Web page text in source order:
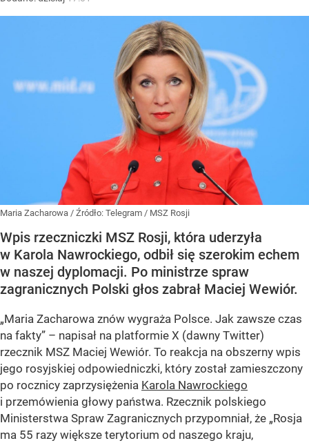
Maria Zacharowa / Źródło: Telegram / MSZ Rosji
Wpis rzeczniczki MSZ Rosji, która uderzyła
w Karola Nawrockiego, odbił się szerokim echem
w naszej dyplomacji. Po ministrze spraw
zagranicznych Polski głos zabrał Maciej Wewiór.
„Maria Zacharowa znów wygraża Polsce. Jak zawsze czas
na fakty” – napisał na platformie X (dawny Twitter)
rzecznik MSZ Maciej Wewiór. To reakcja na obszerny wpis
jego rosyjskiej odpowiedniczki, który został zamieszczony
po rocznicy zaprzysiężenia Karola Nawrockiego
i przemówienia głowy państwa. Rzecznik polskiego
Ministerstwa Spraw Zagranicznych przypomniał, że „Rosja
ma 55 razy większe terytorium od naszego kraju,